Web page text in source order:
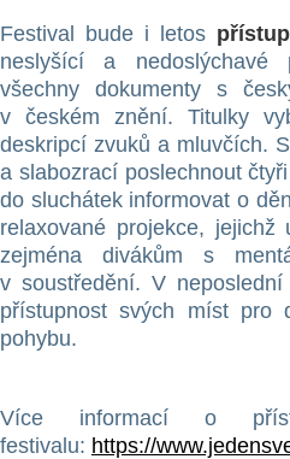
Festival bude i letos
neslyšící a nedoslýchavé
všechny dokumenty s
v českém znění. Titulky
deskripcí zvuků a mluvčích.
a slabozrací poslechnout
do sluchátek informovat o
relaxované projekce, jejichž
zejména divákům s
v soustředění. V
přístupnost svých míst pro
pohybu.
Více informací o
festivalu: https://